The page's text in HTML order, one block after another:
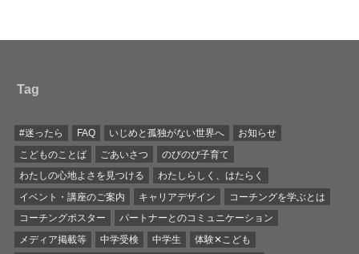
Tag
#迷ったら FAQ いじめと孤独がない世界へ
お知らせ
こどものことば
ごあいさつ
のびのび子育て
わたしの心地よさを見つける
わたしらしく、はたらく
イベント・講座のご案内
キャリアデザイン
コーチングを学ぶとは
コーチングポスター
パートナーとのコミュニケーション
メディア掲載等
中学受検 中学生
体験✕こども